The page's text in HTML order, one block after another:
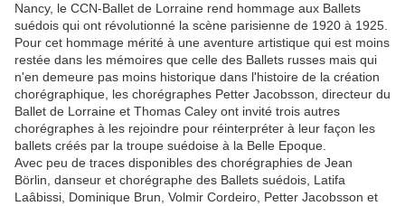
Nancy, le CCN-Ballet de Lorraine rend hommage aux Ballets
suédois qui ont révolutionné la scène parisienne de 1920 à 1925.
Pour cet hommage mérité à une aventure artistique qui est moins
restée dans les mémoires que celle des Ballets russes mais qui
n'en demeure pas moins historique dans l'histoire de la création
chorégraphique, les chorégraphes Petter Jacobsson, directeur du
Ballet de Lorraine et Thomas Caley ont invité trois autres
chorégraphes à les rejoindre pour réinterpréter à leur façon les
ballets créés par la troupe suédoise à la Belle Epoque.
Avec peu de traces disponibles des chorégraphies de Jean
Börlin, danseur et chorégraphe des Ballets suédois, Latifa
Laâbissi, Dominique Brun, Volmir Cordeiro, Petter Jacobsson et